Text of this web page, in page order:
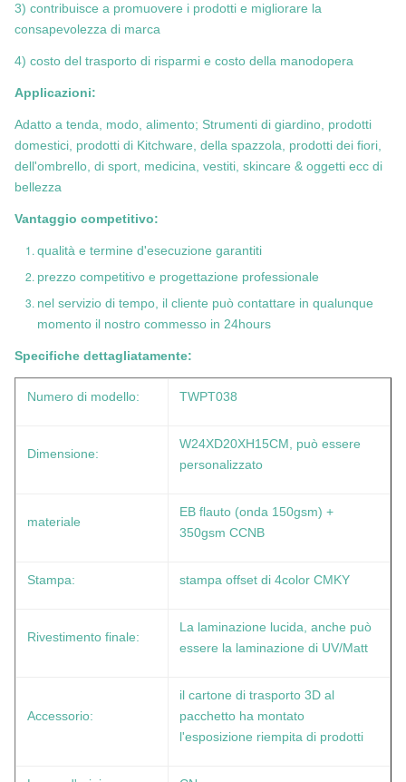
3) contribuisce a promuovere i prodotti e migliorare la
consapevolezza di marca
4) costo del trasporto di risparmi e costo della manodopera
Applicazioni:
Adatto a tenda, modo, alimento; Strumenti di giardino, prodotti
domestici, prodotti di Kitchware, della spazzola, prodotti dei fiori,
dell'ombrello, di sport, medicina, vestiti, skincare & oggetti ecc di
bellezza
Vantaggio competitivo:
qualità e termine d'esecuzione garantiti
prezzo competitivo e progettazione professionale
nel servizio di tempo, il cliente può contattare in qualunque
momento il nostro commesso in 24hours
Specifiche dettagliatamente:
Numero di modello: TWPT038
Dimensione:
W24XD20XH15CM, può essere
personalizzato
materiale
EB flauto (onda 150gsm) +
350gsm CCNB
Stampa: stampa offset di 4color CMKY
Rivestimento finale:
La laminazione lucida, anche può
essere la laminazione di UV/Matt
Accessorio:
il cartone di trasporto 3D al
pacchetto ha montato
l'esposizione riempita di prodotti